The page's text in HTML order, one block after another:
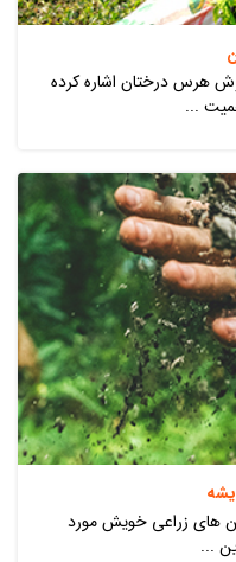
هرس درختان اشاره کرده
...
های زراعی خویش مورد
...